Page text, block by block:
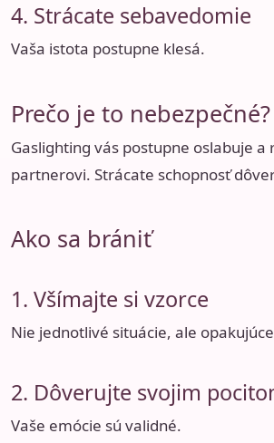
4. Strácate sebavedomie
Vaša istota postupne klesá.
Prečo je to nebezpečné?
Gaslighting vás postupne oslabuje a
partnerovi. Strácate schopnosť
Ako sa brániť
1. Všímajte si vzorce
Nie jednotlivé situácie, ale
2. Dôverujte svojim
Vaše emócie sú validné.